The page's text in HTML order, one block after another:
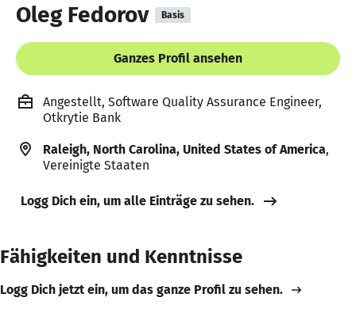
Oleg Fedorov Basis
Ganzes Profil ansehen
Angestellt, Software Quality Assurance Engineer,
Otkrytie Bank
Raleigh, North Carolina, United States of America,
Vereinigte Staaten
Logg Dich ein, um alle Einträge zu sehen.
Fähigkeiten und Kenntnisse
Logg Dich jetzt ein, um das ganze Profil zu sehen.